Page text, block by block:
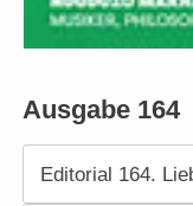
Ausgabe 164
Editorial 164.